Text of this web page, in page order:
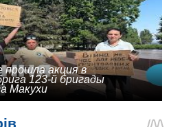
прошла акция в
123-й бригады
Макухи